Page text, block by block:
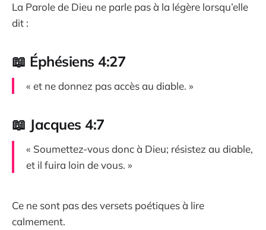
La Parole de Dieu ne parle pas à la légère lorsqu’elle
dit :
📖 Éphésiens 4:27
« et ne donnez pas accès au diable. »
📖 Jacques 4:7
« Soumettez-vous donc à Dieu; résistez au diable,
et il fuira loin de vous. »
Ce ne sont pas des versets poétiques à lire
calmement.